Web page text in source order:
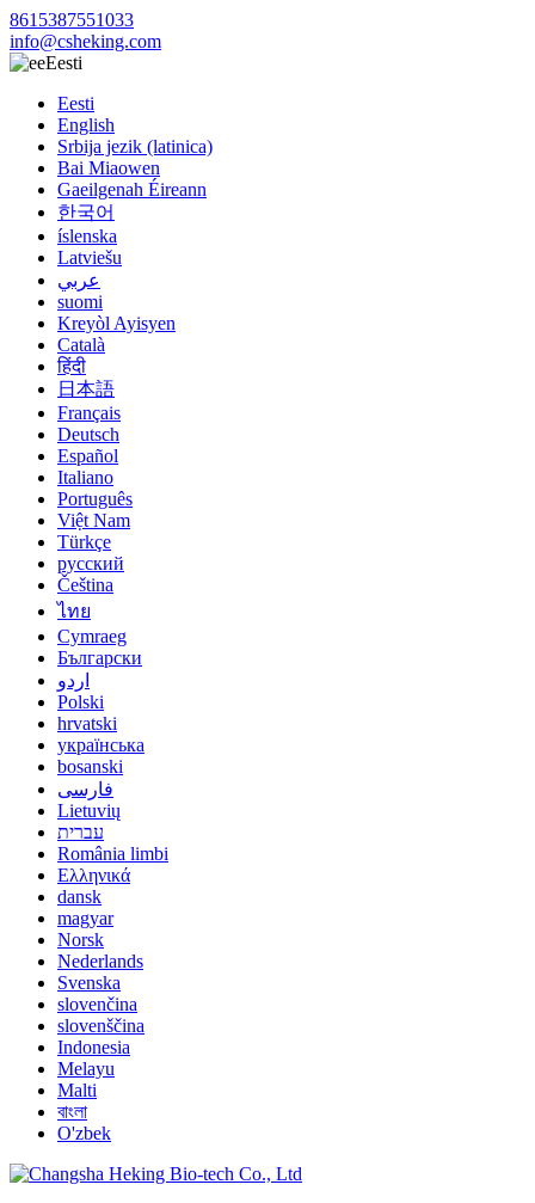
8615387551033
info@csheking.com
Eesti
Eesti
English
Srbija jezik (latinica)
Bai Miaowen
Gaeilgenah Éireann
한국어
íslenska
Latviešu
عربي
suomi
Kreyòl Ayisyen
Català
हिंदी
日本語
Français
Deutsch
Español
Italiano
Português
Việt Nam
Türkçe
русский
Čeština
ไทย
Cymraeg
Български
اردو
Polski
hrvatski
українська
bosanski
فارسی
Lietuvių
עברית
România limbi
Ελληνικά
dansk
magyar
Norsk
Nederlands
Svenska
slovenčina
slovenščina
Indonesia
Melayu
Malti
বাংলা
O'zbek